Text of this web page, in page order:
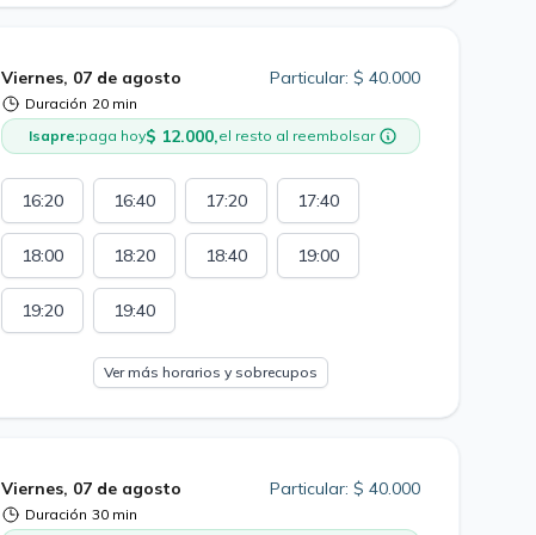
Viernes, 07 de agosto
Duración 20 min
Particular: $ 40.000
Isapre:paga hoy$ 12.000,el resto al reembolsar
16:20 16:40 17:20 17:40
18:00 18:20 18:40 19:00
19:20 19:40
Ver más horarios y sobrecupos
Viernes, 07 de agosto
Duración 30 min
Particular: $ 40.000